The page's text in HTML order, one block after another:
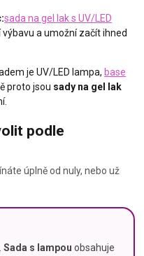
sada na gel lak s UV/LED
a umožní začít ihned
je UV/LED lampa, base
proto jsou sady na gel lak
podle
úplně od nuly, nebo už
Sada s lampou obsahuje